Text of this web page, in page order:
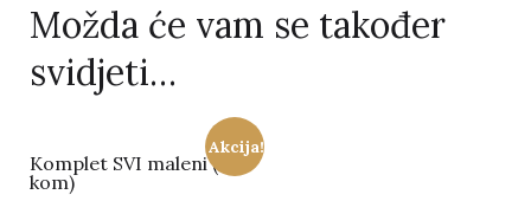
Možda će vam se također
svidjeti…
Akcija!
Komplet SVI maleni (63
kom)